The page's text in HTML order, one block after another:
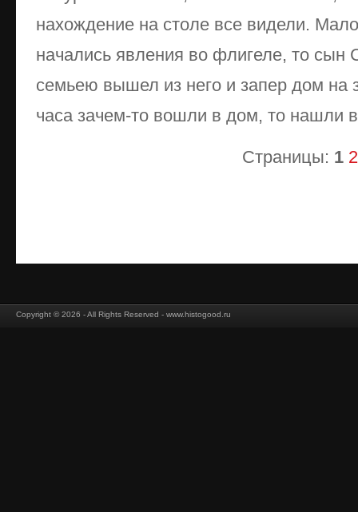
нахождение на столе все видели.
начались явления во флигеле, то сын
семьею вышел из него и запер дом на
часа зачем-то вошли в дом, то нашли
Страницы: 1 2
Copyright © 2026 - All Rights Reserved - www.histogood.ru